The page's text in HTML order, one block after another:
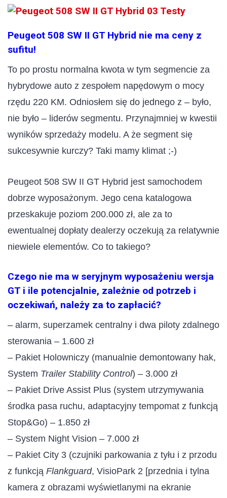
Peugeot 508 SW II GT Hybrid nie ma ceny z
sufitu!
To po prostu normalna kwota w tym segmencie za
hybrydowe auto z zespołem napędowym o mocy
rzędu 220 KM. Odniosłem się do jednego z – było,
nie było – liderów segmentu. Przynajmniej w kwestii
wyników sprzedaży modelu. A że segment się
sukcesywnie kurczy? Taki mamy klimat ;-)
Peugeot 508 SW II GT Hybrid jest samochodem
dobrze wyposażonym. Jego cena katalogowa
przeskakuje poziom 200.000 zł, ale za to
ewentualnej dopłaty dealerzy oczekują za relatywnie
niewiele elementów. Co to takiego?
Czego nie ma w seryjnym wyposażeniu wersja
GT i ile potencjalnie, zależnie od potrzeb i
oczekiwań, należy za to zapłacić?
– alarm, superzamek centralny i dwa piloty zdalnego
sterowania – 1.600 zł
– Pakiet Holowniczy (manualnie demontowany hak,
System Trailer Stability Control) – 3.000 zł
– Pakiet Drive Assist Plus (system utrzymywania
środka pasa ruchu, adaptacyjny tempomat z funkcją
Stop&Go) – 1.850 zł
– System Night Vision – 7.000 zł
– Pakiet City 3 (czujniki parkowania z tyłu i z przodu
z funkcją Flankguard, VisioPark 2 [przednia i tylna
kamera z obrazami wyświetlanymi na ekranie